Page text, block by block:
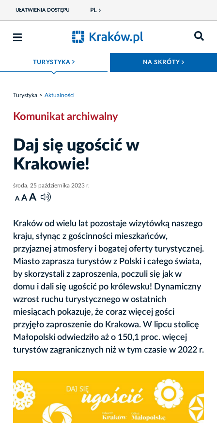
UŁATWIENIA DOSTĘPU PL
TURYSTYKA ROZWIŃ MENU NA SKRÓTY
Turystyka Aktualności
Komunikat archiwalny
Daj się ugościć w
Krakowie!
środa, 25 października 2023 r.
A A A
Kraków od wielu lat pozostaje wizytówką naszego
kraju, słynąc z gościnności mieszkańców,
przyjaznej atmosfery i bogatej oferty turystycznej.
Miasto zaprasza turystów z Polski i całego świata,
by skorzystali z zaproszenia, poczuli się jak w
domu i dali się ugościć po królewsku! Dynamiczny
wzrost ruchu turystycznego w ostatnich
miesiącach pokazuje, że coraz więcej gości
przyjęło zaproszenie do Krakowa. W lipcu stolicę
Małopolski odwiedziło aż o 150,1 proc. więcej
turystów zagranicznych niż w tym czasie w 2022 r.